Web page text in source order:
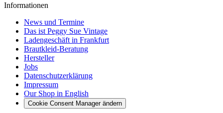
Informationen
News und Termine
Das ist Peggy Sue Vintage
Ladengeschäft in Frankfurt
Brautkleid-Beratung
Hersteller
Jobs
Datenschutzerklärung
Impressum
Our Shop in English
Cookie Consent Manager ändern